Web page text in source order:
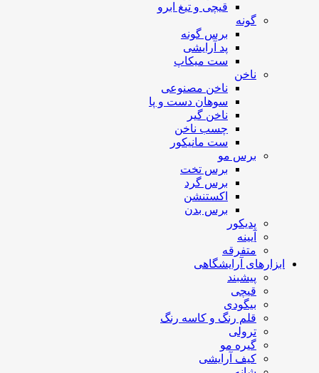
قیچی و تیغ ابرو
گونه
برس گونه
پد آرایشی
ست میکاپ
ناخن
ناخن مصنوعی
سوهان دست و پا
ناخن گیر
چسب ناخن
ست مانیکور
برس مو
برس تخت
برس گرد
اکستنشن
برس بدن
پدیکور
آیینه
متفرقه
ابزارهای آرایشگاهی
پیشبند
قیچی
بیگودی
قلم رنگ و کاسه رنگ
ترولی
گیره مو
کیف آرایشی